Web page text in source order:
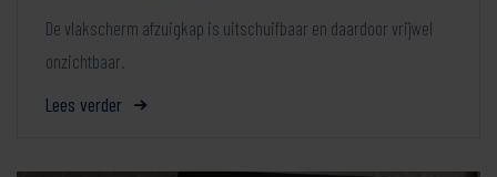
De vlakscherm afzuigkap is uitschuifbaar en daardoor vrijwel
onzichtbaar.
Lees verder